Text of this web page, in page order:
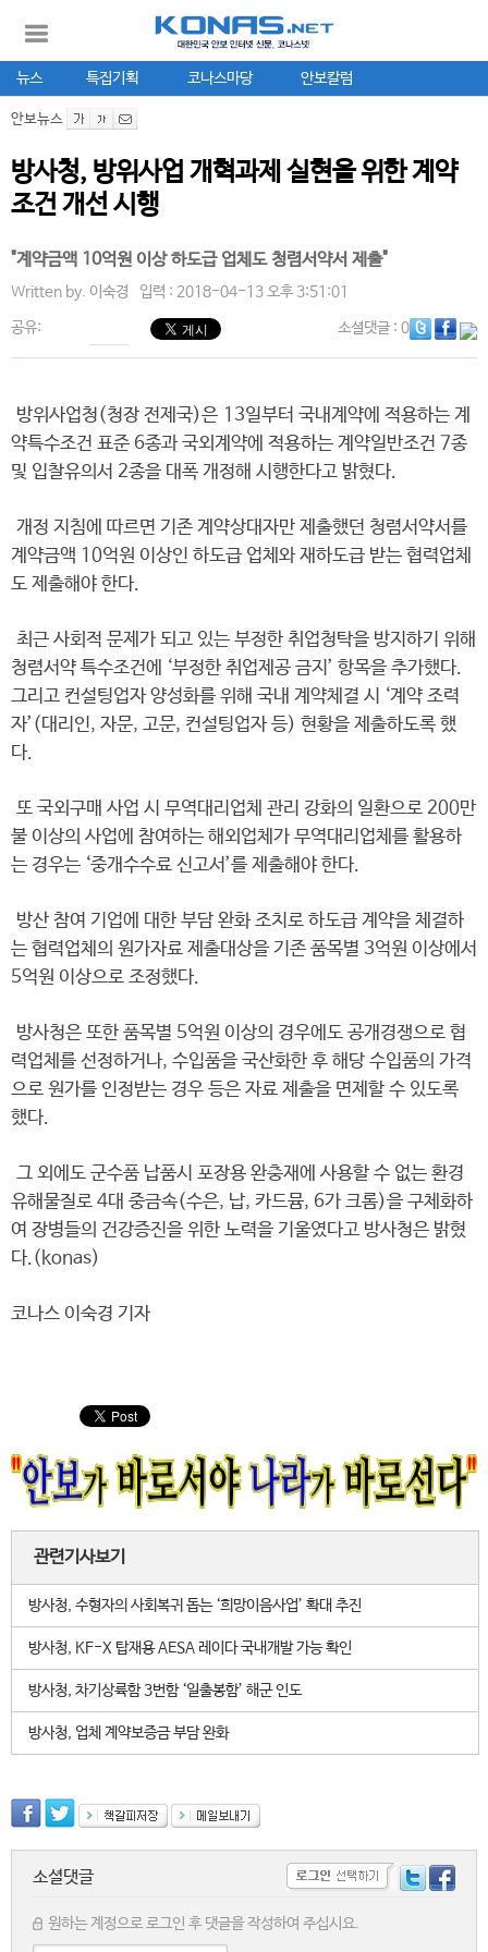
뉴스 특집기획 코나스마당 안보칼럼
안보뉴스
방사청, 방위사업 개혁과제 실현을 위한 계약
조건 개선 시행
"계약금액 10억원 이상 하도급 업체도 청렴서약서 제출"
Written by. 이숙경 입력 : 2018-04-13 오후 3:51:01
공유: 소셜댓글: 0
방위사업청(청장 전제국)은 13일부터 국내계약에 적용하는 계
약특수조건 표준 6종과 국외계약에 적용하는 계약일반조건 7종
및 입찰유의서 2종을 대폭 개정해 시행한다고 밝혔다.
개정 지침에 따르면 기존 계약상대자만 제출했던 청렴서약서를
계약금액 10억원 이상인 하도급 업체와 재하도급 받는 협력업체
도 제출해야 한다.
최근 사회적 문제가 되고 있는 부정한 취업청탁을 방지하기 위해
청렴서약 특수조건에 ‘부정한 취업제공 금지’ 항목을 추가했다.
그리고 컨설팅업자 양성화를 위해 국내 계약체결 시 ‘계약 조력
자’(대리인, 자문, 고문, 컨설팅업자 등) 현황을 제출하도록 했
다.
또 국외구매 사업 시 무역대리업체 관리 강화의 일환으로 200만
불 이상의 사업에 참여하는 해외업체가 무역대리업체를 활용하
는 경우는 ‘중개수수료 신고서’를 제출해야 한다.
방산 참여 기업에 대한 부담 완화 조치로 하도급 계약을 체결하
는 협력업체의 원가자료 제출대상을 기존 품목별 3억원 이상에서
5억원 이상으로 조정했다.
방사청은 또한 품목별 5억원 이상의 경우에도 공개경쟁으로 협
력업체를 선정하거나, 수입품을 국산화한 후 해당 수입품의 가격
으로 원가를 인정받는 경우 등은 자료 제출을 면제할 수 있도록
했다.
그 외에도 군수품 납품시 포장용 완충재에 사용할 수 없는 환경
유해물질로 4대 중금속(수은, 납, 카드뮴, 6가 크롬)을 구체화하
여 장병들의 건강증진을 위한 노력을 기울였다고 방사청은 밝혔
다.(konas)
코나스 이숙경 기자
관련기사보기
방사청, 수형자의 사회복귀 돕는 ‘희망이음사업’ 확대 추진
방사청, KF-X 탑재용 AESA 레이다 국내개발 가능 확인
방사청, 차기상륙함 3번함 ‘일출봉함’ 해군 인도
방사청, 업체 계약보증금 부담 완화
소셜댓글
원하는 계정으로 로그인 후 댓글을 작성하여 주십시요.